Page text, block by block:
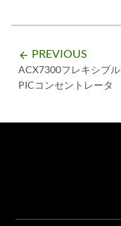
arrow_backward PREVIOUS
ACX7300フレキシブル
PICコンセントレータ